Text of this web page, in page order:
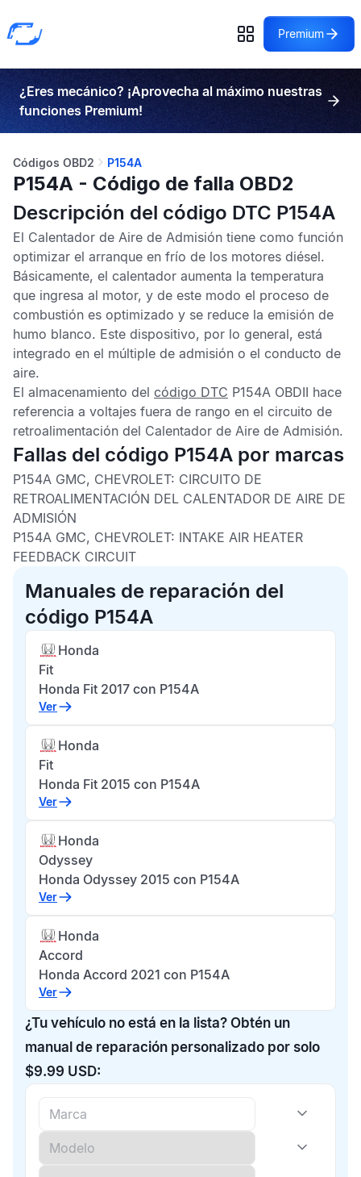
Premium
¿Eres mecánico? ¡Aprovecha al máximo nuestras
funciones Premium!
Códigos OBD2 P154A
P154A - Código de falla OBD2
Descripción del código DTC P154A
El Calentador de Aire de Admisión tiene como función
optimizar el arranque en frío de los motores diésel.
Básicamente, el calentador aumenta la temperatura
que ingresa al motor, y de este modo el proceso de
combustión es optimizado y se reduce la emisión de
humo blanco. Este dispositivo, por lo general, está
integrado en el múltiple de admisión o el conducto de
aire.
El almacenamiento del código DTC P154A OBDII hace
referencia a voltajes fuera de rango en el circuito de
retroalimentación del Calentador de Aire de Admisión.
Fallas del código P154A por marcas
P154A GMC, CHEVROLET: CIRCUITO DE
RETROALIMENTACIÓN DEL CALENTADOR DE AIRE DE
ADMISIÓN
P154A GMC, CHEVROLET: INTAKE AIR HEATER
FEEDBACK CIRCUIT
Manuales de reparación del
código P154A
Honda
Fit
Honda Fit 2017 con P154A
Ver
Honda
Fit
Honda Fit 2015 con P154A
Ver
Honda
Odyssey
Honda Odyssey 2015 con P154A
Ver
Honda
Accord
Honda Accord 2021 con P154A
Ver
¿Tu vehículo no está en la lista? Obtén un
manual de reparación personalizado por solo
$9.99 USD: